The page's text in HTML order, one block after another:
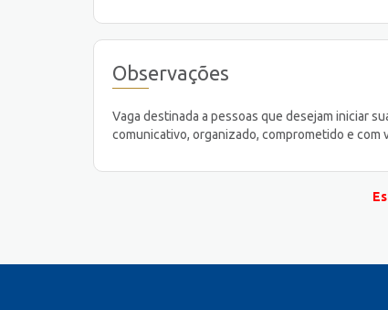
Observações
Vaga destinada a pessoas que desejam iniciar
comunicativo, organizado, comprometido e com